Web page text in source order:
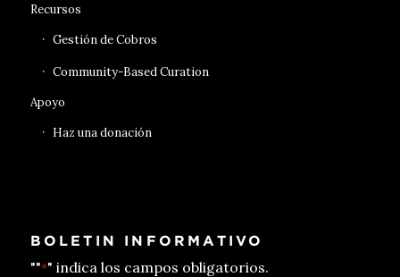
Recursos
Gestión de Cobros
Community-Based Curation
Apoyo
Haz una donación
BOLETIN INFORMATIVO
""*" indica los campos obligatorios.